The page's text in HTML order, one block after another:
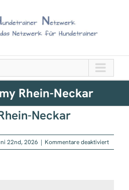
Rhein-Neckar
Neckar
22nd, 2026 | Kommentare deaktiviertfür